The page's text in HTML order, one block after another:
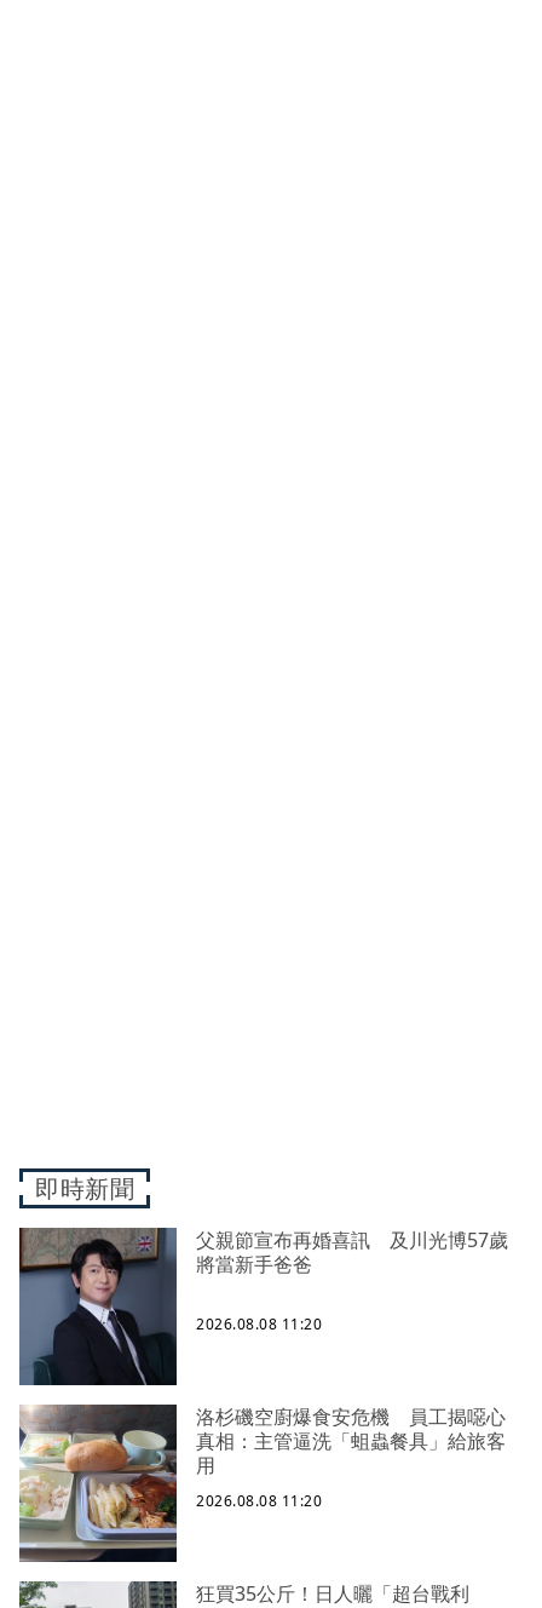
即時新聞
父親節宣布再婚喜訊 及川光博57歲
將當新手爸爸
2026.08.08 11:20
洛杉磯空廚爆食安危機 員工揭噁心
真相：主管逼洗「蛆蟲餐具」給旅客
用
2026.08.08 11:20
狂買35公斤！日人曬「超台戰利